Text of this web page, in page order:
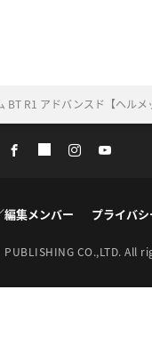
R1 アドバンスド【ヘルメ
編集メンバー プライバ
PUBLISHING CO.,LTD. All